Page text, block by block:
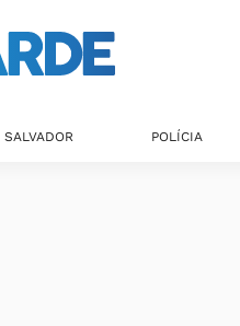
SALVADOR POLÍCIA